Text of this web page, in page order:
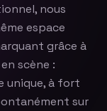
nous
espace
grâce à
scène :
unique, à fort
sur